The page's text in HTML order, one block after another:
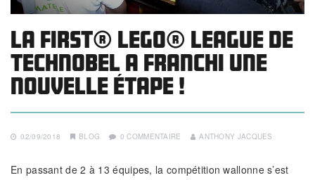
La FIRST® LEGO® League de
Technobel a franchi une
nouvelle étape !
02/09/2018 BLOG 0 COMMENTAIRE ANTHONY JACQUES
En passant de 2 à 13 équipes, la compétition wallonne s’est